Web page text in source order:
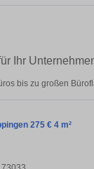
Ihr
bis zu großen
275 € 4 m²